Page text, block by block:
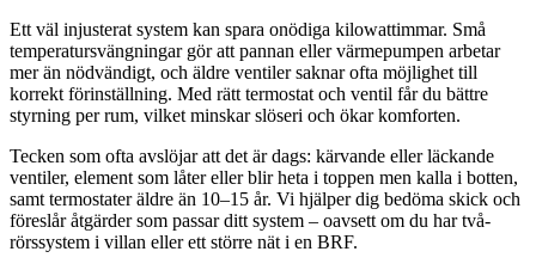
Ett väl injusterat system kan spara onödiga kilowattimmar. Små
temperatursvängningar gör att pannan eller värmepumpen arbetar
mer än nödvändigt, och äldre ventiler saknar ofta möjlighet till
korrekt förinställning. Med rätt termostat och ventil får du bättre
styrning per rum, vilket minskar slöseri och ökar komforten.
Tecken som ofta avslöjar att det är dags: kärvande eller läckande
ventiler, element som låter eller blir heta i toppen men kalla i botten,
samt termostater äldre än 10–15 år. Vi hjälper dig bedöma skick och
föreslår åtgärder som passar ditt system – oavsett om du har två-
rörssystem i villan eller ett större nät i en BRF.